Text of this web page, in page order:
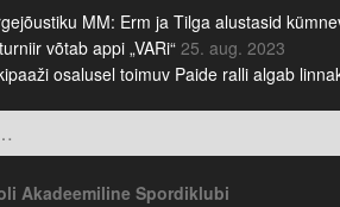
MM: Erm ja Tilga alustasid
võtab appi „VARi“ 25. aug. 2023
osalusel toimuv Paide ralli algab
Akadeemiline Spordiklubi